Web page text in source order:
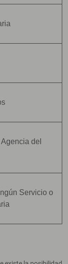
del
Servicio o